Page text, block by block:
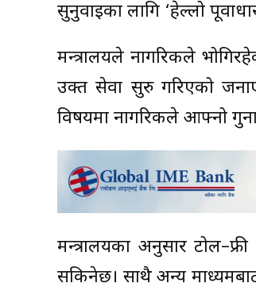
सुनुवाइका लागि ‘हेल्लो
मन्त्रालयले नागरिकले
उक्त सेवा सुरु गरिएको
विषयमा नागरिकले आफ्नो
मन्त्रालयका अनुसार
सकिनेछ। साथै अन्य